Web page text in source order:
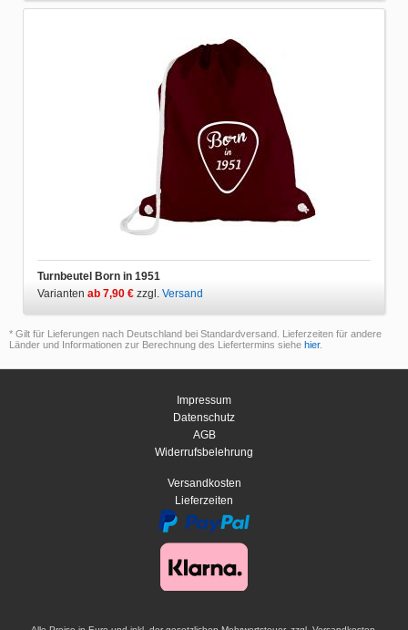
Turnbeutel Born in 1951
Varianten ab 7,90 € zzgl. Versand
* Gilt für Lieferungen nach Deutschland bei Standardversand. Lieferzeiten für andere
Länder und Informationen zur Berechnung des Liefertermins siehe hier.
Impressum
Datenschutz
AGB
Widerrufsbelehrung
Versandkosten
Lieferzeiten